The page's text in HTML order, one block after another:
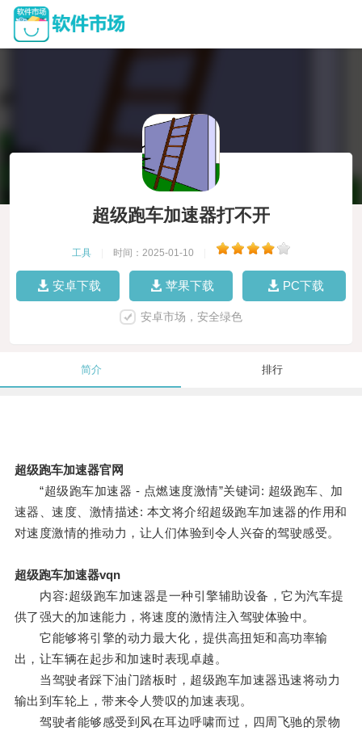
超级跑车加速器打不开
工具 时间：2025-01-10
安卓下载 苹果下载 PC下载
安卓市场，安全绿色
简介 排行
超级跑车加速器官网
“超级跑车加速器 - 点燃速度激情”关键词: 超级跑车、加
速器、速度、激情描述: 本文将介绍超级跑车加速器的作用和
对速度激情的推动力，让人们体验到令人兴奋的驾驶感受。
超级跑车加速器vqn
内容:超级跑车加速器是一种引擎辅助设备，它为汽车提
供了强大的加速能力，将速度的激情注入驾驶体验中。
它能够将引擎的动力最大化，提供高扭矩和高功率输
出，让车辆在起步和加速时表现卓越。
当驾驶者踩下油门踏板时，超级跑车加速器迅速将动力
输出到车轮上，带来令人赞叹的加速表现。
驾驶者能够感受到风在耳边呼啸而过，四周飞驰的景物